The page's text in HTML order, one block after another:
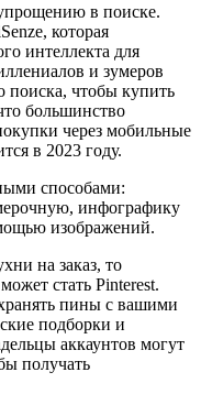
в поиске.
которая
интеллекта для
и зумеров
поиска, чтобы купить
большинство
через мобильные
в 2023 году.
способами:
инфографику
изображений.
на заказ, то
стать Pinterest.
пины с вашими
подборки и
аккаунтов могут
получать